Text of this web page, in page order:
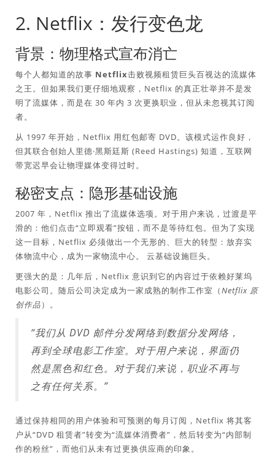
2. Netflix：发行变色龙
背景：物理格式宣布消亡
每个人都知道的故事 Netflix击败视频租赁巨头百视达的流媒体
之王。但如果我们更仔细地观察，Netflix 的真正壮举并不是发
明了流媒体，而是在 30 年内 3 次更换职业，但从未忽视其订阅
者。
从 1997 年开始，Netflix 用红包邮寄 DVD。该模式运作良好，
但其联合创始人里德·黑斯廷斯 (Reed Hastings) 知道，互联网
带宽迟早会让物理媒体变得过时。
秘密支点：隐形基础设施
2007 年，Netflix 推出了流媒体选项。对于用户来说，过渡是平
滑的：他们点击“立即观看”按钮，而不是等待红包。但为了实现
这一目标，Netflix 必须做出一个无形的、巨大的转型：放弃实
体物流中心，成为一家物流中心。 云基础设施巨头。
更强大的是：几年后，Netflix 意识到它的内容过于依赖好莱坞
电影公司。随后公司决定成为一家成熟的制作工作室（Netflix 原
创作品）。
“我们从 DVD 邮件分发网络到数据分发网络，
再到全球电影工作室。对于用户来说，界面仍
然是黑色和红色。对于我们来说，职业不再与
之有任何关系。”
通过保持相同的用户体验和可预测的每月订阅，Netflix 将其客
户从“DVD 租赁者”转变为“流媒体消费者”，然后转变为“内部制
作的粉丝”，而他们从未有过更换供应商的印象。